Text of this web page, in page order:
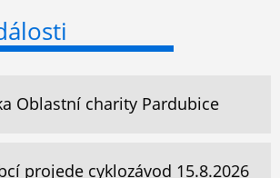
Oblastní charity Pardubice
projede cyklozávod 15.8.2026